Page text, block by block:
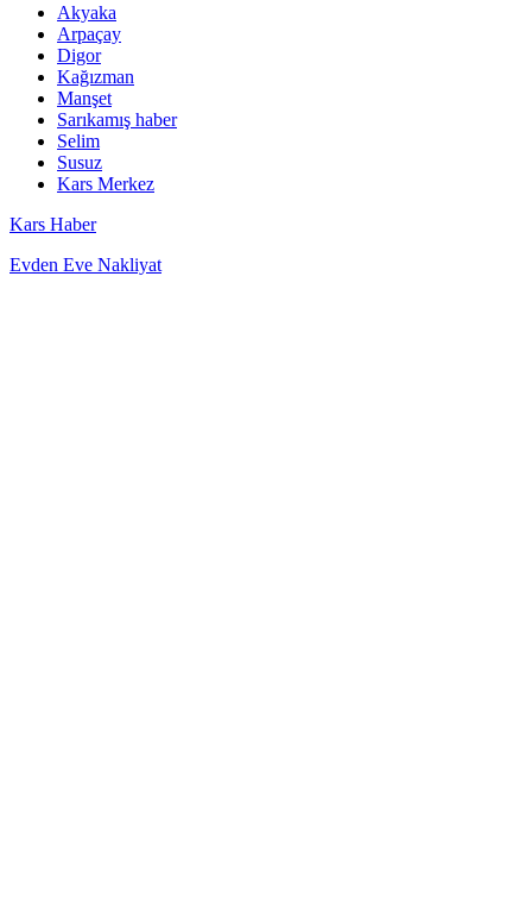
Akyaka
Arpaçay
Digor
Kağızman
Manşet
Sarıkamış haber
Selim
Susuz
Kars Merkez
Kars Haber
Evden Eve Nakliyat